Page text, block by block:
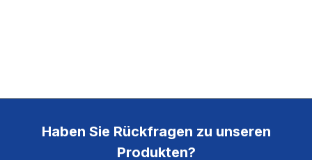
Haben Sie Rückfragen zu unseren
Produkten?